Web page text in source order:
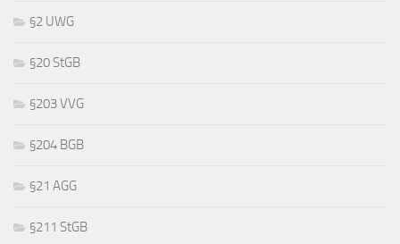
§2 UWG
§20 StGB
§203 VVG
§204 BGB
§21 AGG
§211 StGB